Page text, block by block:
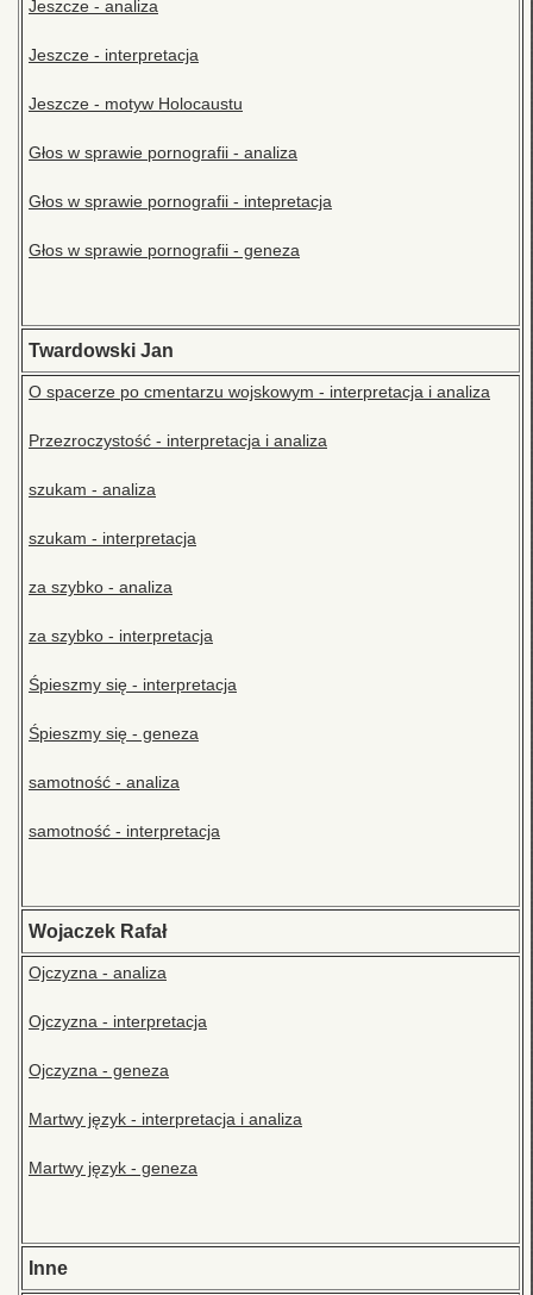
Jeszcze - analiza
Jeszcze - interpretacja
Jeszcze - motyw Holocaustu
Głos w sprawie pornografii - analiza
Głos w sprawie pornografii - intepretacja
Głos w sprawie pornografii - geneza
Twardowski Jan
O spacerze po cmentarzu wojskowym - interpretacja i analiza
Przezroczystość - interpretacja i analiza
szukam - analiza
szukam - interpretacja
za szybko - analiza
za szybko - interpretacja
Śpieszmy się - interpretacja
Śpieszmy się - geneza
samotność - analiza
samotność - interpretacja
Wojaczek Rafał
Ojczyzna - analiza
Ojczyzna - interpretacja
Ojczyzna - geneza
Martwy język - interpretacja i analiza
Martwy język - geneza
Inne